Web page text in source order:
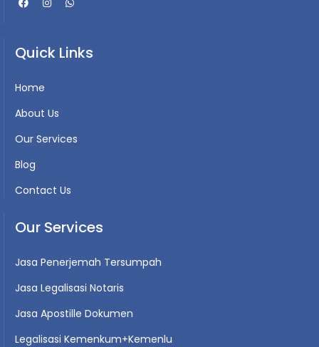
Quick Links
Home
About Us
Our Services
Blog
Contact Us
Our Services
Jasa Penerjemah Tersumpah
Jasa Legalisasi Notaris
Jasa Apostille Dokumen
Legalisasi Kemenkum+Kemenlu